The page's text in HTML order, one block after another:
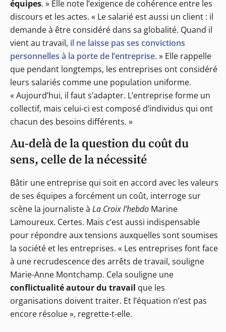
équipes. » Elle note l’exigence de cohérence entre les
discours et les actes. « Le salarié est aussi un client : il
demande à être considéré dans sa globalité. Quand il
vient au travail, il ne laisse pas ses convictions
personnelles à la porte de l’entreprise. » Elle rappelle
que pendant longtemps, les entreprises ont considéré
leurs salariés comme une population uniforme.
« Aujourd’hui, il faut s’adapter. L’entreprise forme un
collectif, mais celui-ci est composé d’individus qui ont
chacun des besoins différents. »
Au-delà de la question du coût du
sens, celle de la nécessité
Bâtir une entreprise qui soit en accord avec les valeurs
de ses équipes a forcément un coût, interroge sur
scène la journaliste à La Croix l’hebdo Marine
Lamoureux. Certes. Mais c’est aussi indispensable
pour répondre aux tensions auxquelles sont soumises
la société et les entreprises. « Les entreprises font face
à une recrudescence des arrêts de travail, souligne
Marie-Anne Montchamp. Cela souligne une
conflictualité autour du travail que les
organisations doivent traiter. Et l’équation n’est pas
encore résolue », regrette-t-elle.